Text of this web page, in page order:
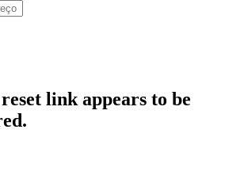
link appears to be